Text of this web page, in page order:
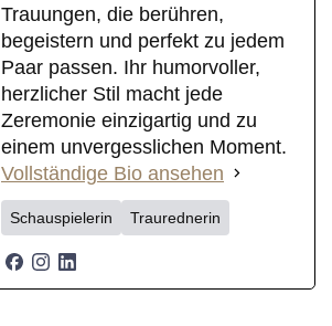
Trauungen, die berühren,
begeistern und perfekt zu jedem
Paar passen. Ihr humorvoller,
herzlicher Stil macht jede
Zeremonie einzigartig und zu
einem unvergesslichen Moment.
Vollständige Bio ansehen
Schauspielerin Traurednerin